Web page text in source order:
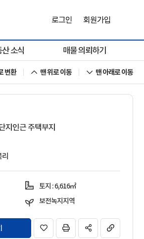
로그인 회원가입
소식 매물 의뢰하기
변환 맨 위로 이동 맨 아래로 이동
지인근 주택부지
리
토지 : 6,616㎡
보전녹지지역